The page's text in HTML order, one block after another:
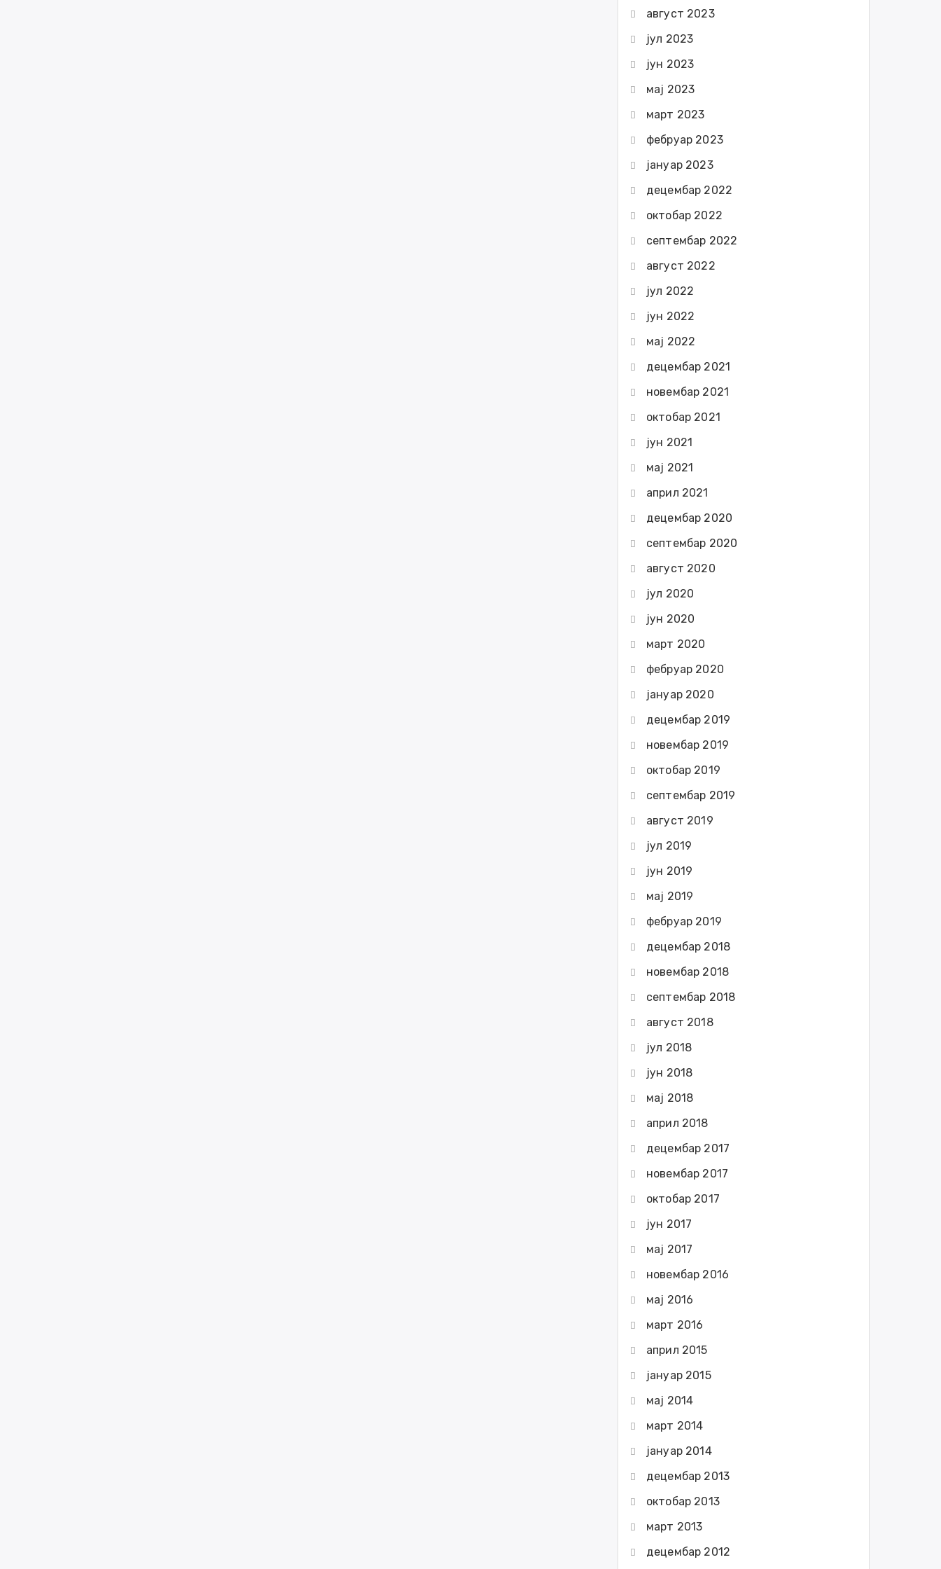
август 2023
јул 2023
јун 2023
мај 2023
март 2023
фебруар 2023
јануар 2023
децембар 2022
октобар 2022
септембар 2022
август 2022
јул 2022
јун 2022
мај 2022
децембар 2021
новембар 2021
октобар 2021
јун 2021
мај 2021
април 2021
децембар 2020
септембар 2020
август 2020
јул 2020
јун 2020
март 2020
фебруар 2020
јануар 2020
децембар 2019
новембар 2019
октобар 2019
септембар 2019
август 2019
јул 2019
јун 2019
мај 2019
фебруар 2019
децембар 2018
новембар 2018
септембар 2018
август 2018
јул 2018
јун 2018
мај 2018
април 2018
децембар 2017
новембар 2017
октобар 2017
јун 2017
мај 2017
новембар 2016
мај 2016
март 2016
април 2015
јануар 2015
мај 2014
март 2014
јануар 2014
децембар 2013
октобар 2013
март 2013
децембар 2012